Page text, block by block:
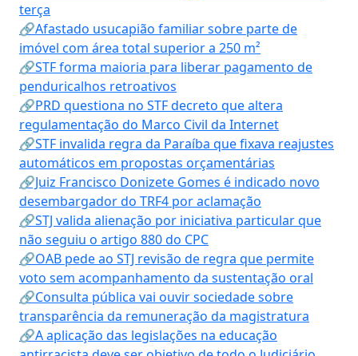
terça
🔗Afastado usucapião familiar sobre parte de
imóvel com área total superior a 250 m²
🔗STF forma maioria para liberar pagamento de
penduricalhos retroativos
🔗PRD questiona no STF decreto que altera
regulamentação do Marco Civil da Internet
🔗STF invalida regra da Paraíba que fixava reajustes
automáticos em propostas orçamentárias
🔗Juiz Francisco Donizete Gomes é indicado novo
desembargador do TRF4 por aclamação
🔗STJ valida alienação por iniciativa particular que
não seguiu o artigo 880 do CPC
🔗OAB pede ao STJ revisão de regra que permite
voto sem acompanhamento da sustentação oral
🔗Consulta pública vai ouvir sociedade sobre
transparência da remuneração da magistratura
🔗A aplicação das legislações na educação